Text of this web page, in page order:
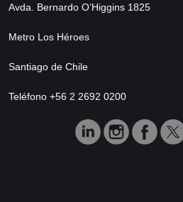
Avda. Bernardo O’Higgins 1825
Metro Los Héroes
Santiago de Chile
Teléfono +56 2 2692 0200